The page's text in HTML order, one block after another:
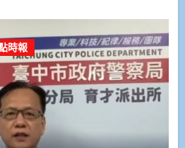
時報